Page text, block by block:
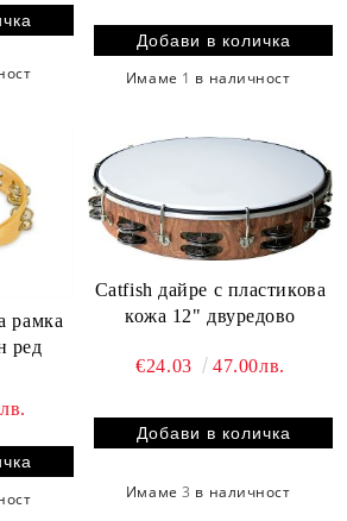
Имаме 1 в наличност
рамка
ред
Catfish дайре с пластикова
кожа 12" двуредово
€24.03 47.00лв.
Имаме3 в наличност